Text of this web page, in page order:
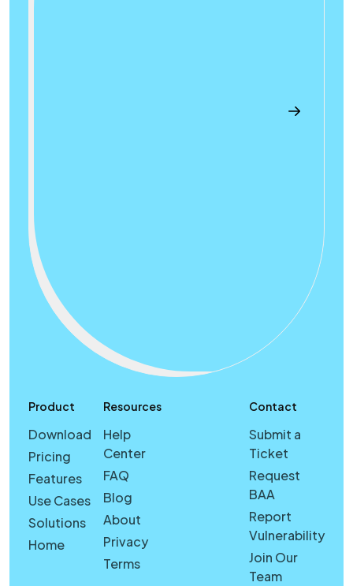
Product
Download
Pricing
Features
Use Cases
Solutions
Home
Resources
Help
Center
FAQ
Blog
About
Privacy
Terms
Contact
Submit a
Ticket
Request
BAA
Report
Vulnerability
Join Our
Team